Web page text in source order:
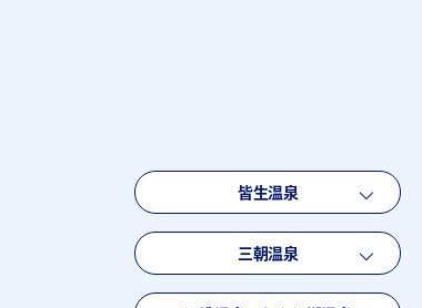
皆生温泉
三朝温泉